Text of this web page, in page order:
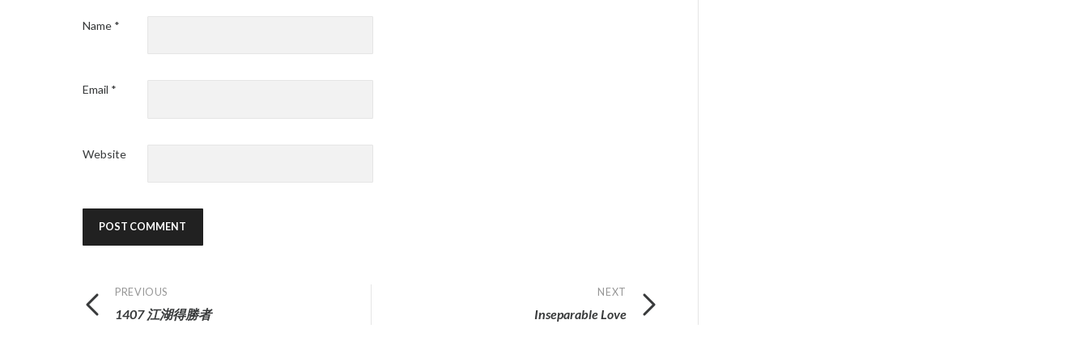
Name *
Email *
Website
Post
navigation
PREVIOUS
1407 江湖得勝者
NEXT
Inseparable Love